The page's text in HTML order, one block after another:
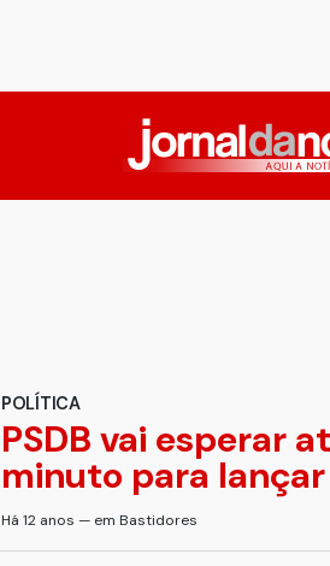
POLÍTICA
PSDB vai esperar
minuto para
Há 12 anos — em Bastidores